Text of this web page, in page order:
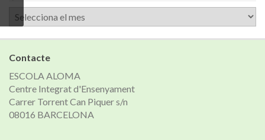
Arxiu
de
notícies
Contacte
ESCOLA ALOMA
Centre Integrat d'Ensenyament
Carrer Torrent Can Piquer s/n
08016 BARCELONA